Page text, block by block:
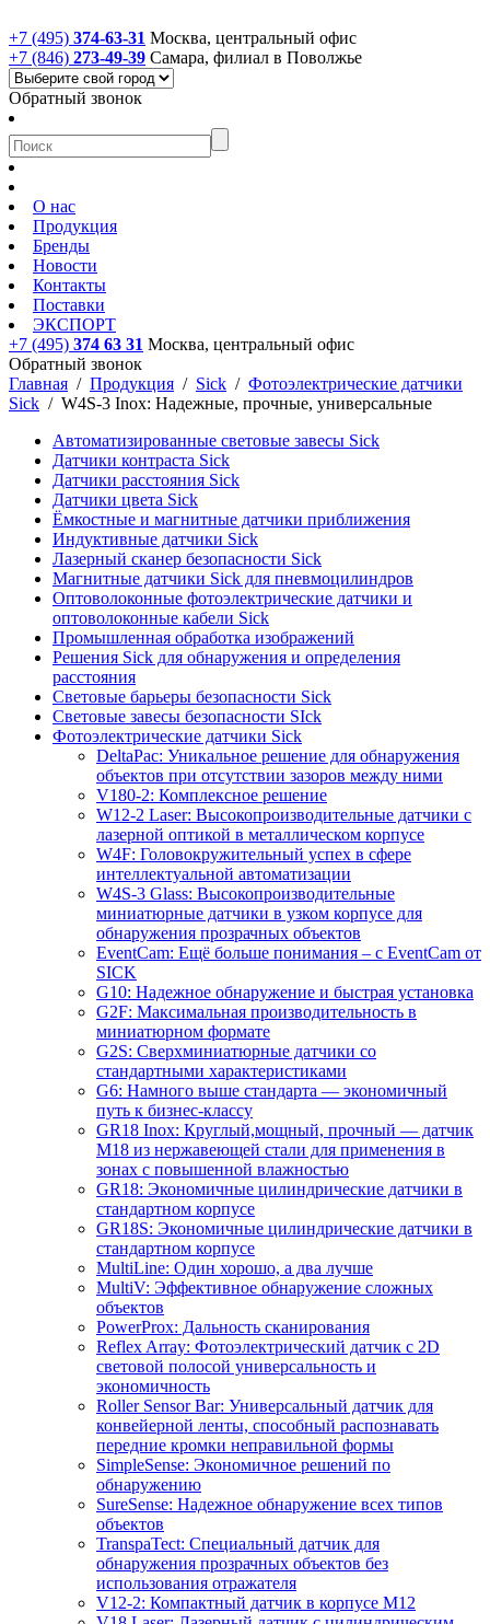
+7 (495) 374-63-31 Москва, центральный офис
+7 (846) 273-49-39 Самара, филиал в Поволжье
Обратный звонок
О нас
Продукция
Бренды
Новости
Контакты
Поставки
ЭКСПОРТ
+7 (495) 374 63 31 Москва, центральный офис
Обратный звонок
Главная / Продукция / Sick / Фотоэлектрические датчики
Sick / W4S-3 Inox: Надежные, прочные, универсальные
Автоматизированные световые завесы Sick
Датчики контраста Sick
Датчики расстояния Sick
Датчики цвета Sick
Ёмкостные и магнитные датчики приближения
Индуктивные датчики Sick
Лазерный сканер безопасности Sick
Магнитные датчики Sick для пневмоцилиндров
Оптоволоконные фотоэлектрические датчики и
оптоволоконные кабели Sick
Промышленная обработка изображений
Решения Sick для обнаружения и определения
расстояния
Световые барьеры безопасности Sick
Световые завесы безопасности SIck
Фотоэлектрические датчики Sick
DeltaPac: Уникальное решение для обнаружения
объектов при отсутствии зазоров между ними
V180-2: Комплексное решение
W12-2 Laser: Высокопроизводительные датчики с
лазерной оптикой в металлическом корпусе
W4F: Головокружительный успех в сфере
интеллектуальной автоматизации
W4S-3 Glass: Высокопроизводительные
миниатюрные датчики в узком корпусе для
обнаружения прозрачных объектов
EventCam: Ещё больше понимания – с EventCam от
SICK
G10: Надежное обнаружение и быстрая установка
G2F: Максимальная производительность в
миниатюрном формате
G2S: Сверхминиатюрные датчики со
стандартными характеристиками
G6: Намного выше стандарта — экономичный
путь к бизнес-классу
GR18 Inox: Круглый,мощный, прочный — датчик
M18 из нержавеющей стали для применения в
зонах с повышенной влажностью
GR18: Экономичные цилиндрические датчики в
стандартном корпусе
GR18S: Экономичные цилиндрические датчики в
стандартном корпусе
MultiLine: Один хорошо, а два лучше
MultiV: Эффективное обнаружение сложных
объектов
PowerProx: Дальность сканирования
Reflex Array: Фотоэлектрический датчик с 2D
световой полосой универсальность и
экономичность
Roller Sensor Bar: Универсальный датчик для
конвейерной ленты, способный распознавать
передние кромки неправильной формы
SimpleSense: Экономичное решений по
обнаружению
SureSense: Надежное обнаружение всех типов
объектов
TranspaTect: Специальный датчик для
обнаружения прозрачных объектов без
использования отражателя
V12-2: Компактный датчик в корпусе M12